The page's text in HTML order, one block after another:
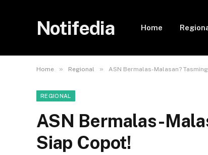
Notifedia Home
Home » Regional » ASN Bermalas-Malasan?
REGIONAL
ASN Bermalas-
Siap Copot!